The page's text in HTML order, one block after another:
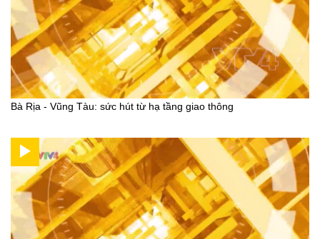
Bà Rịa - Vũng Tàu: sức hút từ hạ tầng giao thông